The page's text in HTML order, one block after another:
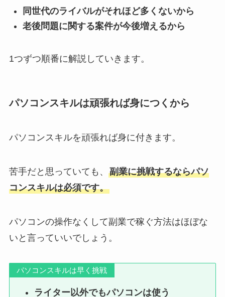
同世代のライバルがそれほど多くないから
老後問題に関する案件が今後増えるから
1つずつ順番に解説していきます。
パソコンスキルは頑張れば身につくから
パソコンスキルを頑張れば身に付きます。
苦手だと思っていても、 副業に挑戦するならパソ
コンスキルは必須です。
パソコンの操作なくして副業で稼ぐ方法はほぼな
いと言っていいでしょう。
パソコンスキルは早く挑戦
ライター以外でもパソコンは使う